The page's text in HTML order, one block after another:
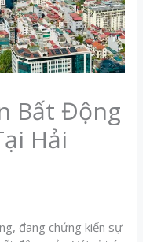
Bất Động
Hải
đang chứng kiến sự